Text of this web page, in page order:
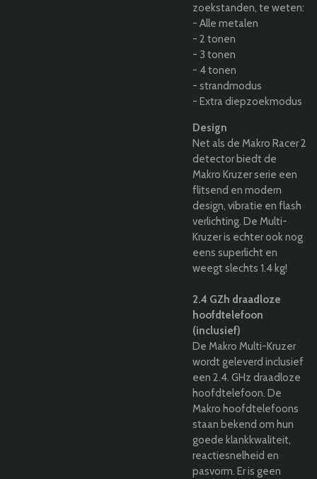
zoekstanden, te weten:
- Alle metalen
- 2 tonen
- 3 tonen
- 4 tonen
- strandmodus
- Extra diepzoekmodus
Design
Net als de Makro Racer 2
detector biedt de
Makro Kruzer serie een
flitsend en modern
design, vibratie en flash
verlichting. De Multi-
Kruzer is echter ook nog
eens superlicht en
weegt slechts 1.4 kg!
2.4 GZh draadloze
hoofdtelefoon
(inclusief)
De Makro Multi-Kruzer
wordt geleverd inclusief
een 2.4. GHz draadloze
hoofdtelefoon. De
Makro hoofdtelefoons
staan bekend om hun
goede klankkwaliteit,
reactiesnelheid en
pasvorm. Er is geen